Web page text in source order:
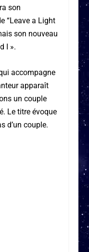
son
“Leave a Light
son nouveau
I ».
accompagne
apparaît
un couple
Le titre évoque
d’un couple.